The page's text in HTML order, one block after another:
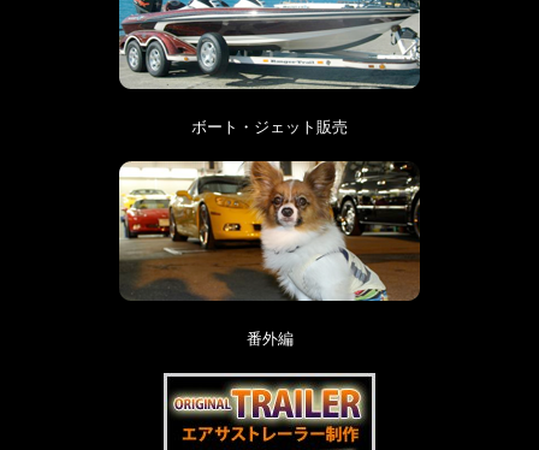
ボート・ジェット販売
番外編